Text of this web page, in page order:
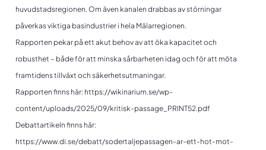
huvudstadsregionen. Om även kanalen drabbas av störningar
påverkas viktiga basindustrier i hela Mälarregionen.
Rapporten pekar på ett akut behov av att öka kapacitet och
robusthet – både för att minska sårbarheten idag och för att möta
framtidens tillväxt och säkerhetsutmaningar.
Rapporten finns här: https://wikinarium.se/wp-
content/uploads/2025/09/kritisk-passage_PRINT52.pdf
Debattartikeln finns här:
https://www.di.se/debatt/sodertaljepassagen-ar-ett-hot-mot-